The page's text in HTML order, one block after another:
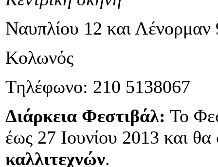
Ναυπλίου 12 και Λένορμαν
Κολωνός
Τηλέφωνο: 210 5138067
Διάρκεια Φεστιβάλ: Το
έως 27 Ιουνίου 2013 και
καλλιτεχνών.